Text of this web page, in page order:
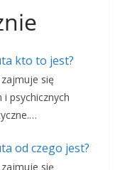
kto to jest?
się
psychicznych
od czego jest?
się